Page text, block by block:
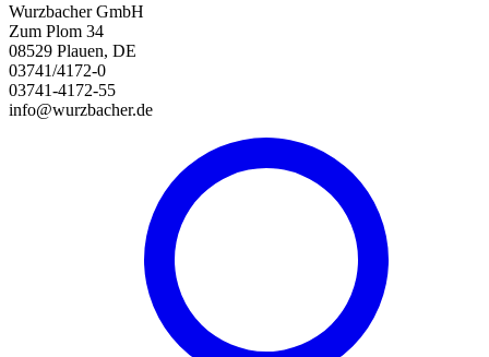
Wurzbacher GmbH
Zum Plom 34
08529 Plauen, DE
03741/4172-0
03741-4172-55
info@wurzbacher.de